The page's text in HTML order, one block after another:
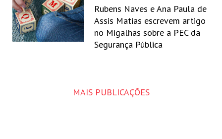
Rubens Naves e Ana Paula de
Assis Matias escrevem artigo
no Migalhas sobre a PEC da
Segurança Pública
MAIS PUBLICAÇÕES